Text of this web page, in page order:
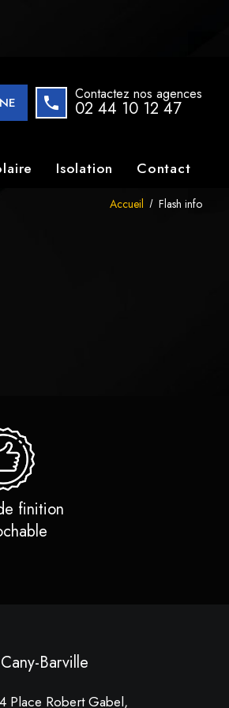
Contactez nos agences
02 44 10 12 47
Isolation Contact
Accueil Flash info
finition
Barville
Place Robert Gabel,